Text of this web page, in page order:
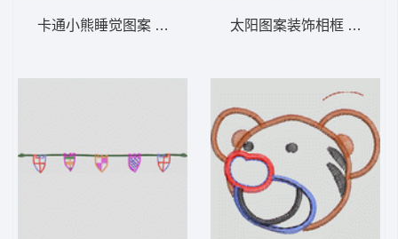
卡通小熊睡觉图案 卡通童装章标贴布 太阳图案装饰